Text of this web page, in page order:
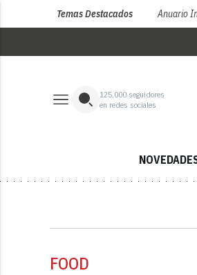
Temas Destacados Anuario
125,000 seguidores
en redes sociales
FOOD